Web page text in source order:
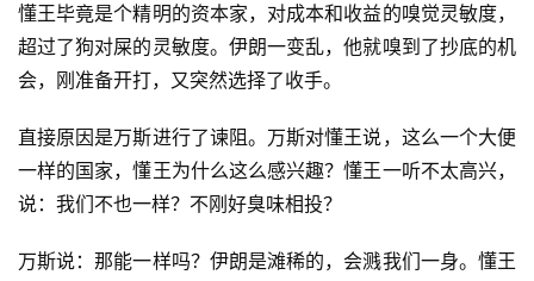
懂王毕竟是个精明的资本家，对成本和收益的嗅觉灵敏度，
超过了狗对屎的灵敏度。伊朗一变乱，他就嗅到了抄底的机
会，刚准备开打，又突然选择了收手。
直接原因是万斯进行了谏阻。万斯对懂王说，这么一个大便
一样的国家，懂王为什么这么感兴趣？懂王一听不太高兴，
说：我们不也一样？不刚好臭味相投？
万斯说：那能一样吗？伊朗是滩稀的，会溅我们一身。懂王